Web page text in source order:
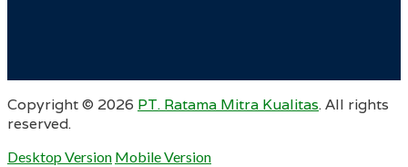
Copyright © 2026 PT. Ratama Mitra Kualitas. All rights
reserved.
Desktop Version Mobile Version